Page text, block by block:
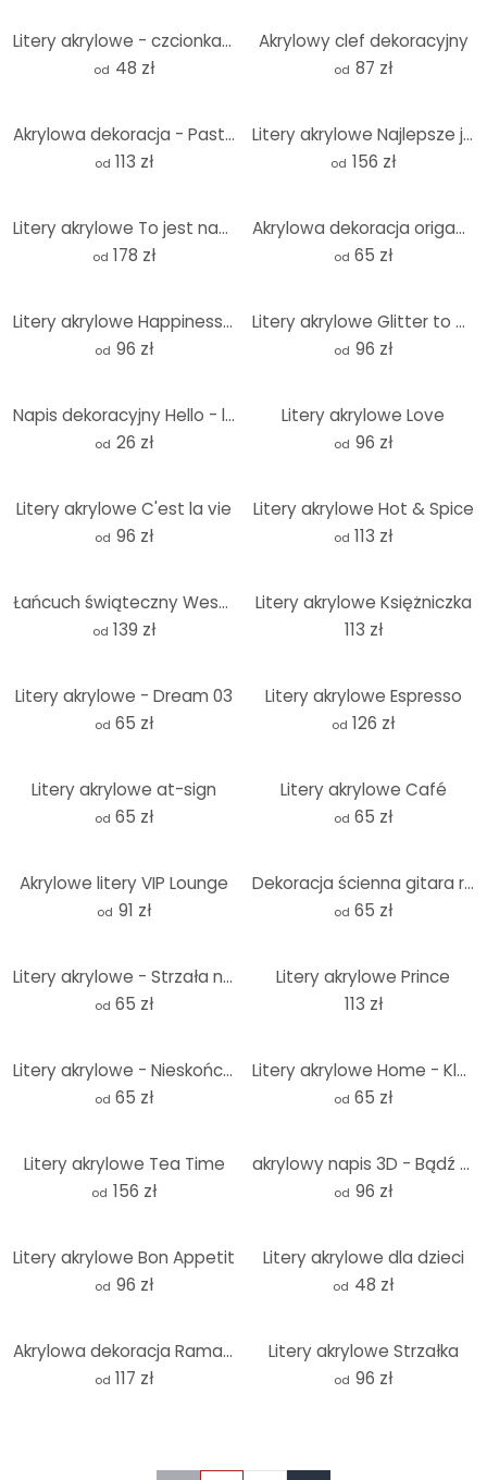
Litery akrylowe - czcionka Futura
od 48 zł
Akrylowy clef dekoracyjny
od 87 zł
Akrylowa dekoracja - Pasta La Vista Baby
od 113 zł
Litery akrylowe Najlepsze jeszcze przed nami
od 156 zł
Litery akrylowe To jest nasze szczęśliwe miejsce
od 178 zł
Akrylowa dekoracja origami kotwica
od 65 zł
Litery akrylowe Happiness is homemade
od 96 zł
Litery akrylowe Glitter to mój ulubiony kolor
od 96 zł
Napis dekoracyjny Hello - litery akrylowe
od 26 zł
Litery akrylowe Love
od 96 zł
Litery akrylowe C'est la vie
od 96 zł
Litery akrylowe Hot & Spice
od 113 zł
Łańcuch świąteczny Wesołych Świąt - akrylowa dekoracja z bawełnianym sznurkiem
od 139 zł
Litery akrylowe Księżniczka
113 zł
Litery akrylowe - Dream 03
od 65 zł
Litery akrylowe Espresso
od 126 zł
Litery akrylowe at-sign
od 65 zł
Litery akrylowe Café
od 65 zł
Akrylowe litery VIP Lounge
od 91 zł
Dekoracja ścienna gitara rock - dekoracja akrylowa
od 65 zł
Litery akrylowe - Strzała nadziei
od 65 zł
Litery akrylowe Prince
113 zł
Litery akrylowe - Nieskończeni przyjaciele
od 65 zł
Litery akrylowe Home - Klucz
od 65 zł
Litery akrylowe Tea Time
od 156 zł
akrylowy napis 3D - Bądź błogosławiony
od 96 zł
Litery akrylowe Bon Appetit
od 96 zł
Litery akrylowe dla dzieci
od 48 zł
Akrylowa dekoracja Ramadan Kareem
od 117 zł
Litery akrylowe Strzałka
od 96 zł